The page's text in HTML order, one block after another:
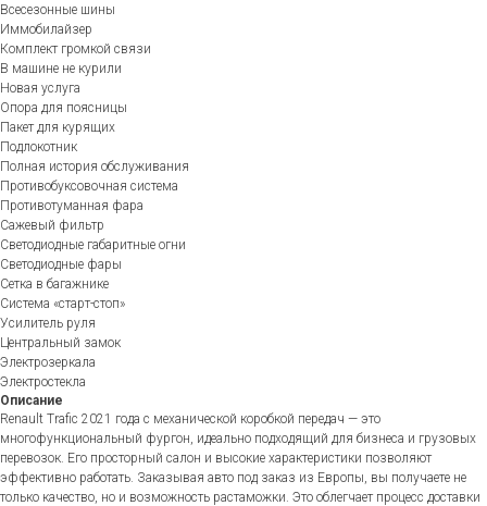
Всесезонные шины
Иммобилайзер
Комплект громкой связи
В машине не курили
Новая услуга
Опора для поясницы
Пакет для курящих
Подлокотник
Полная история обслуживания
Противобуксовочная система
Противотуманная фара
Сажевый фильтр
Светодиодные габаритные огни
Светодиодные фары
Сетка в багажнике
Система «старт-стоп»
Усилитель руля
Центральный замок
Электрозеркала
Электростекла
Описание
Renault Trafic 2021 года с механической коробкой передач — это
многофункциональный фургон, идеально подходящий для бизнеса и грузовых
перевозок. Его просторный салон и высокие характеристики позволяют
эффективно работать. Заказывая авто под заказ из Европы, вы получаете не
только качество, но и возможность растаможки. Это облегчает процесс доставки